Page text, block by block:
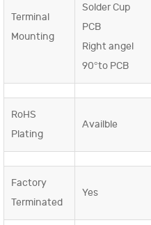
Terminal
Mounting
Solder Cup
PCB
Right angel
90°to PCB
RoHS
Plating
Availble
Factory
Terminated
Yes